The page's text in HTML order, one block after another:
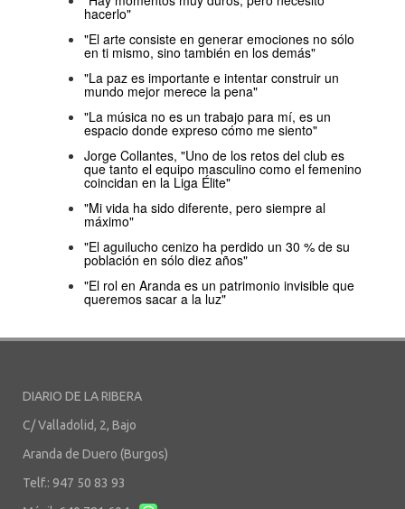
hacerlo"
"El arte consiste en generar emociones no sólo
en ti mismo, sino también en los demás"
"La paz es importante e intentar construir un
mundo mejor merece la pena"
"La música no es un trabajo para mí, es un
espacio donde expreso cómo me siento"
Jorge Collantes, "Uno de los retos del club es
que tanto el equipo masculino como el femenino
coincidan en la Liga Élite"
"Mi vida ha sido diferente, pero siempre al
máximo"
"El aguilucho cenizo ha perdido un 30 % de su
población en sólo diez años"
"El rol en Aranda es un patrimonio invisible que
queremos sacar a la luz"
DIARIO DE LA RIBERA
C/ Valladolid, 2, Bajo
Aranda de Duero (Burgos)
Telf.: 947 50 83 93